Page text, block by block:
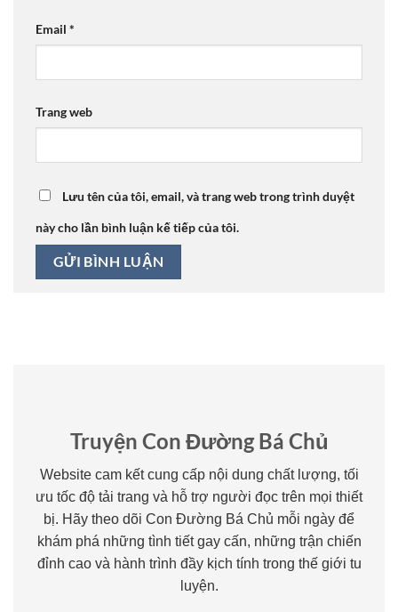
Email *
Trang web
Lưu tên của tôi, email, và trang web trong trình duyệt
này cho lần bình luận kế tiếp của tôi.
Truyện Con Đường Bá Chủ
Website cam kết cung cấp nội dung chất lượng, tối
ưu tốc độ tải trang và hỗ trợ người đọc trên mọi thiết
bị. Hãy theo dõi Con Đường Bá Chủ mỗi ngày để
khám phá những tình tiết gay cấn, những trận chiến
đỉnh cao và hành trình đầy kịch tính trong thế giới tu
luyện.